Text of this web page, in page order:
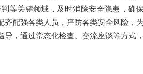
等关键领域，及时消除安全隐患，
配强各类人员，严防各类安全风险，
，通过常态化检查、交流座谈等方